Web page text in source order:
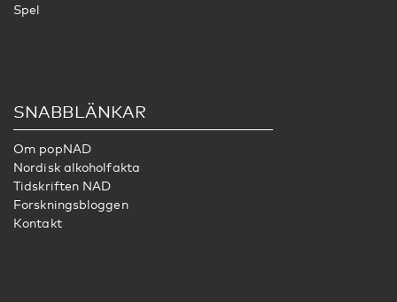
Spel
SNABBLÄNKAR
Om popNAD
Nordisk alkoholfakta
Tidskriften NAD
Forskningsbloggen
Kontakt